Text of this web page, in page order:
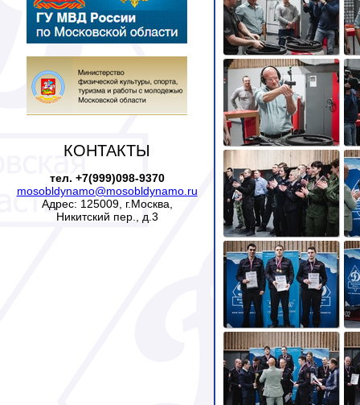
КОНТАКТЫ
тел. +7(999)098-9370
mosobldynamo@mosobldynamo.ru
Адрес: 125009, г.Москва,
Никитский пер., д.3